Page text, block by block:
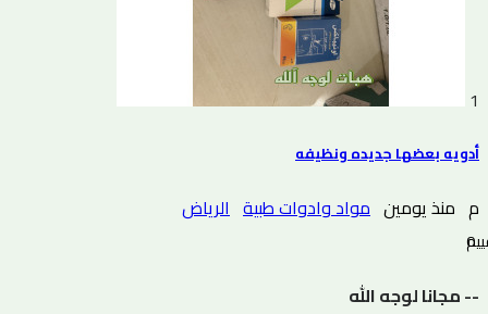
1
أدويه بعضها جديده ونظيفه
م منذ يومين مواد وادوات طبية الرياض
0 التقييم
-- مجانا لوجه الله